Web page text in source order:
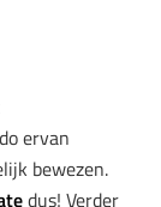
ervan
bewezen.
dus! Verder